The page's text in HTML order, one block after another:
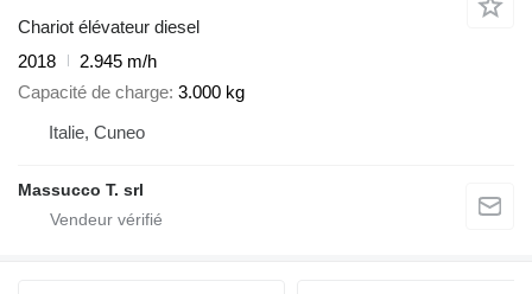
Chariot élévateur diesel
2018
2.945 m/h
Capacité de charge 3.000 kg
Italie, Cuneo
Massucco T. srl